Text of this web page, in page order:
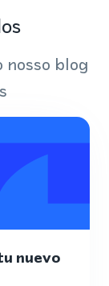
blog
nuevo